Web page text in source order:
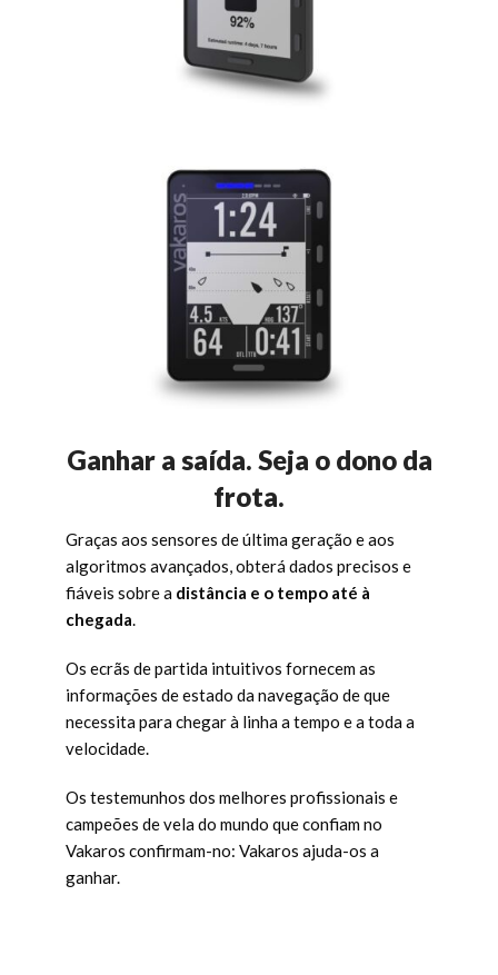
Ganhar a saída. Seja o dono da
frota.
Graças aos sensores de última geração e aos
algoritmos avançados, obterá dados precisos e
fiáveis sobre a distância e o tempo até à
chegada.
Os ecrãs de partida intuitivos fornecem as
informações de estado da navegação de que
necessita para chegar à linha a tempo e a toda a
velocidade.
Os testemunhos dos melhores profissionais e
campeões de vela do mundo que confiam no
Vakaros confirmam-no: Vakaros ajuda-os a
ganhar.